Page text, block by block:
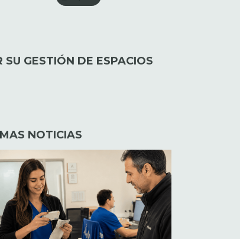
GESTIÓN DE ESPACIOS
NOTICIAS